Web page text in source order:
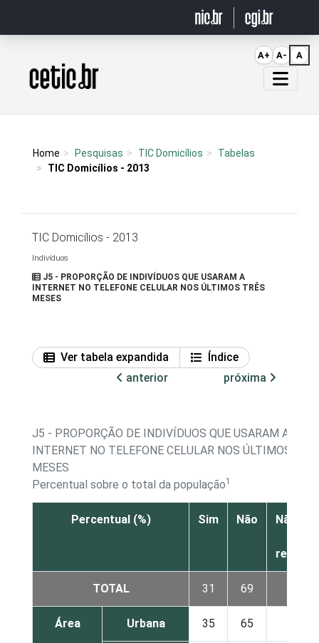
Página inicial
Home Pesquisas TIC Domicílios
Tabelas
TIC Domicílios - 2013
TIC Domicílios - 2013
Indivíduos
J5 - PROPORÇÃO DE INDIVÍDUOS QUE USARAM A
INTERNET NO TELEFONE CELULAR NOS ÚLTIMOS TRÊS
MESES
Ver tabela expandida
Índice
anterior
próxima
J5 - PROPORÇÃO DE INDIVÍDUOS QUE USARAM A
INTERNET NO TELEFONE CELULAR NOS ÚLTIMOS
MESES
Percentual sobre o total da população1
Percentual (%) Sim Não
Não
TOTAL 31 69
Área Urbana 35 65
A+ A- A